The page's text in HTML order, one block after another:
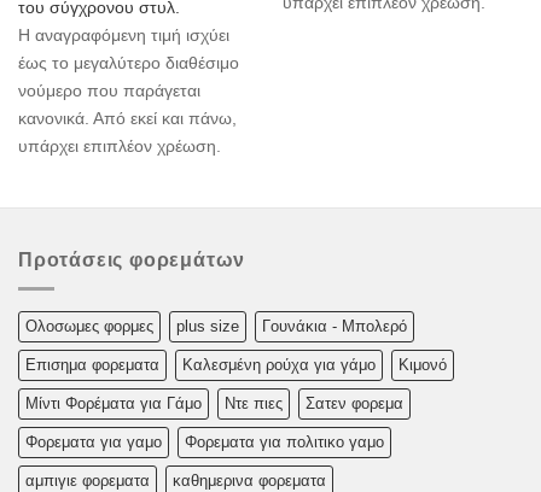
του σύγχρονου στυλ.
Η αναγραφόμενη τιμή ισχύει
έως το μεγαλύτερο διαθέσιμο
νούμερο που παράγεται
κανονικά. Από εκεί και πάνω,
υπάρχει επιπλέον χρέωση.
Προτάσεις φορεμάτων
Oλoσωμες φoρμες plus size Γουνάκια - Μπολερό
Επισημα φορεματα Καλεσμένη ρούχα για γάμο Κιμονό
Μίντι Φορέματα για Γάμο Ντε πιες Σατεν φορεμα
Φορεματα για γαμο Φορεματα για πολιτικο γαμο
αμπιγιε φορεματα καθημερινα φορεματα